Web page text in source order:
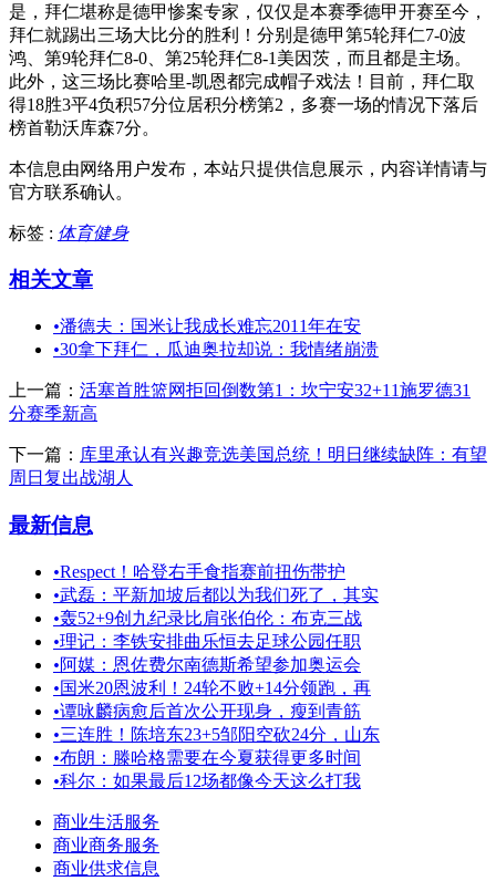
是，拜仁堪称是德甲惨案专家，仅仅是本赛季德甲开赛至今，
拜仁就踢出三场大比分的胜利！分别是德甲第5轮拜仁7-0波
鸿、第9轮拜仁8-0、第25轮拜仁8-1美因茨，而且都是主场。
此外，这三场比赛哈里-凯恩都完成帽子戏法！目前，拜仁取
得18胜3平4负积57分位居积分榜第2，多赛一场的情况下落后
榜首勒沃库森7分。
本信息由网络用户发布， 本站只提供信息展示，内容详情请与
官方联系确认。
标签 : 体育健身
相关文章
•潘德夫：国米让我成长难忘2011年在安
•30拿下拜仁，瓜迪奥拉却说：我情绪崩溃
上一篇： 活塞首胜篮网拒回倒数第1：坎宁安32+11施罗德31
分赛季新高
下一篇： 库里承认有兴趣竞选美国总统！明日继续缺阵：有望
周日复出战湖人
最新信息
•Respect！哈登右手食指赛前扭伤带护
•武磊：平新加坡后都以为我们死了，其实
•轰52+9创九纪录比肩张伯伦：布克三战
•理记：李铁安排曲乐恒去足球公园任职
•阿媒：恩佐费尔南德斯希望参加奥运会
•国米20恩波利！24轮不败+14分领跑，再
•谭咏麟病愈后首次公开现身，瘦到青筋
•三连胜！陈培东23+5邹阳空砍24分，山东
•布朗：滕哈格需要在今夏获得更多时间
•科尔：如果最后12场都像今天这么打我
商业生活服务
商业商务服务
商业供求信息